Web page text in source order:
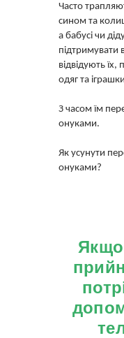
Часто
сином та
а бабусі чи
підтримувати
відвідують
одяг та
З часом їм
онуками.
Як усунути
онуками?